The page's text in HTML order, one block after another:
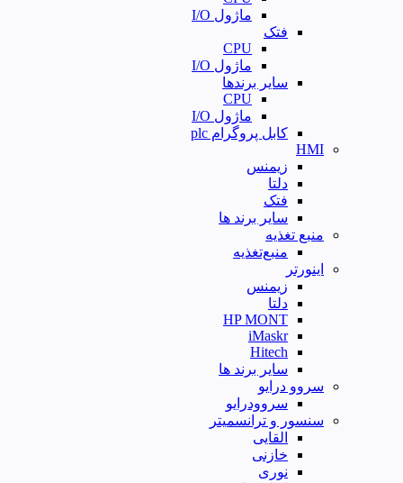
ماژول I/O
فتک
CPU
ماژول I/O
سایر برندها
CPU
ماژول I/O
کابل پروگرام plc
HMI
زیمنس
دلتا
فتک
سایر برند ها
منبع تغذیه
منبع‌تغذیه
اینورتر
زیمنس
دلتا
HP MONT
iMaskr
Hitech
سایر برند ها
سروو درایو
سروودرایو
سنسور و ترانسمیتر
القایی
خازنی
نوری